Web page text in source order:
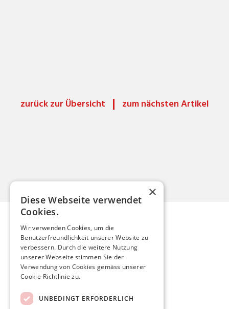
zurück zur Übersicht zum nächsten Artikel
Mario Röthlisberger
mario.roethlisberger@kfnmail.ch
Home
×
Diese Webseite verwendet
Cookies.
Wir verwenden Cookies, um die
Benutzerfreundlichkeit unserer Website zu
verbessern. Durch die weitere Nutzung
unserer Webseite stimmen Sie der
Verwendung von Cookies gemäss unserer
Cookie-Richtlinie zu.
UNBEDINGT ERFORDERLICH